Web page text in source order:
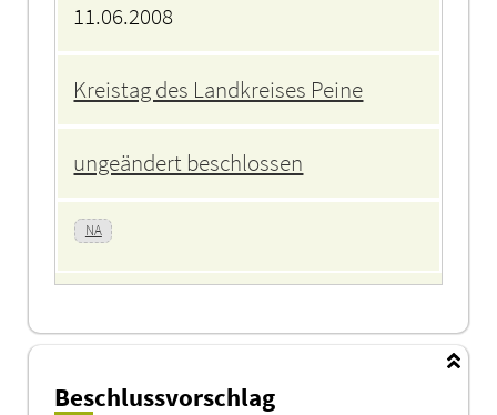
11.06.2008
Kreistag des Landkreises Peine
ungeändert beschlossen
NA
Beschlussvorschlag